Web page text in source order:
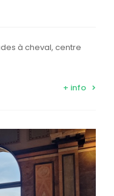
à cheval, centre
+ info